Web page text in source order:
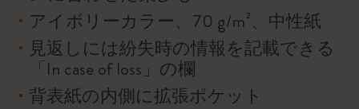
アイボリーカラー、70 g/m²、中性紙
見返しには紛失時の情報を記載できる
「In case of loss」の欄
背表紙の内側に拡張ポケット